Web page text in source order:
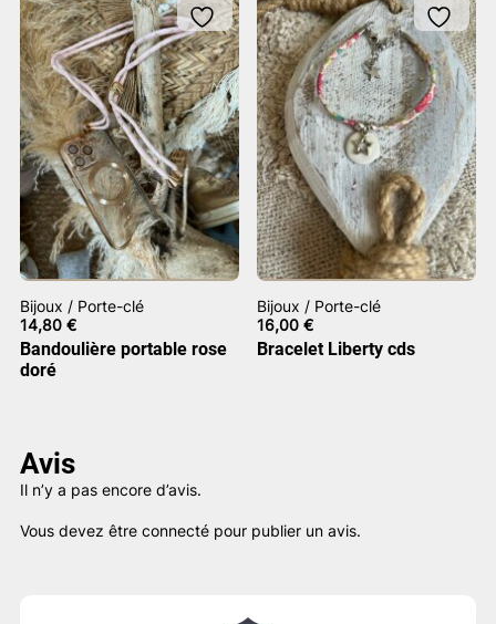
Bijoux / Porte-clé
14,80 €
Bandoulière portable rose
doré
Bijoux / Porte-clé
16,00€
Bracelet Liberty cds
Avis
Il n’y a pas encore d’avis.
Vous devez être connecté pour publier un avis.